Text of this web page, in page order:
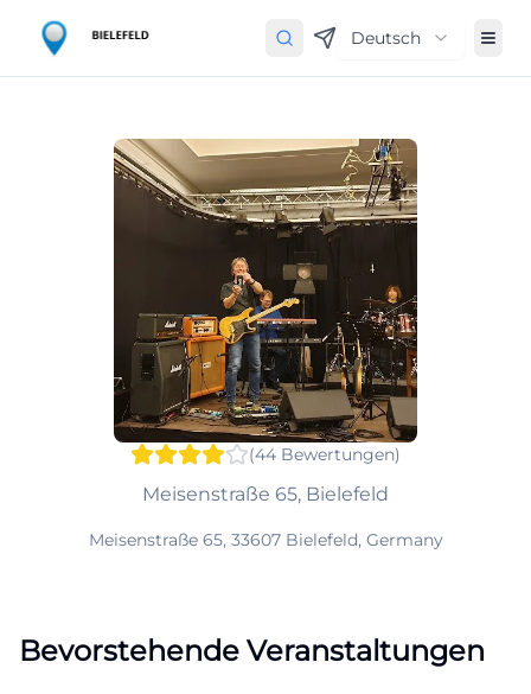
Deutsch
(44 Bewertungen)
Meisenstraße 65, Bielefeld
Meisenstraße 65, 33607 Bielefeld, Germany
Bevorstehende Veranstaltungen